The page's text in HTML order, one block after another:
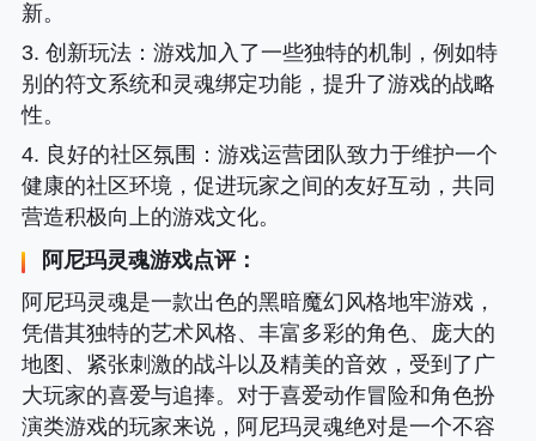
新。
3. 创新玩法：游戏加入了一些独特的机制，例如特
别的符文系统和灵魂绑定功能，提升了游戏的战略
性。
4. 良好的社区氛围 ：游戏运营团队致力于维护一个
健康的社区环境，促进玩家之间的友好互动，共同
营造积极向上的游戏文化。
阿尼玛灵魂游戏点评：
阿尼玛灵魂是一款出色的黑暗魔幻风格地牢游戏，
凭借其独特的艺术风格、丰富多彩的角色、庞大的
地图、紧张刺激的战斗以及精美的音效，受到了广
大玩家的喜爱与追捧。对于喜爱动作冒险和角色扮
演类游戏的玩家来说，阿尼玛灵魂绝对是一个不容